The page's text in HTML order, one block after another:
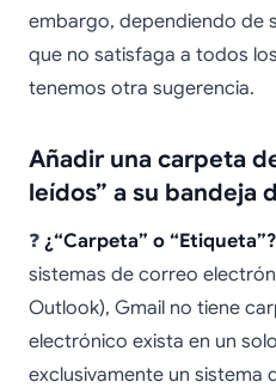
embargo, dependiendo de
que no satisfaga a todos
tenemos otra sugerencia.
Añadir una carpeta
leídos” a su bandeja
❓ ¿“Carpeta” o “Etiqueta”?
sistemas de correo
Outlook), Gmail no tiene
electrónico exista en un
exclusivamente un sistema